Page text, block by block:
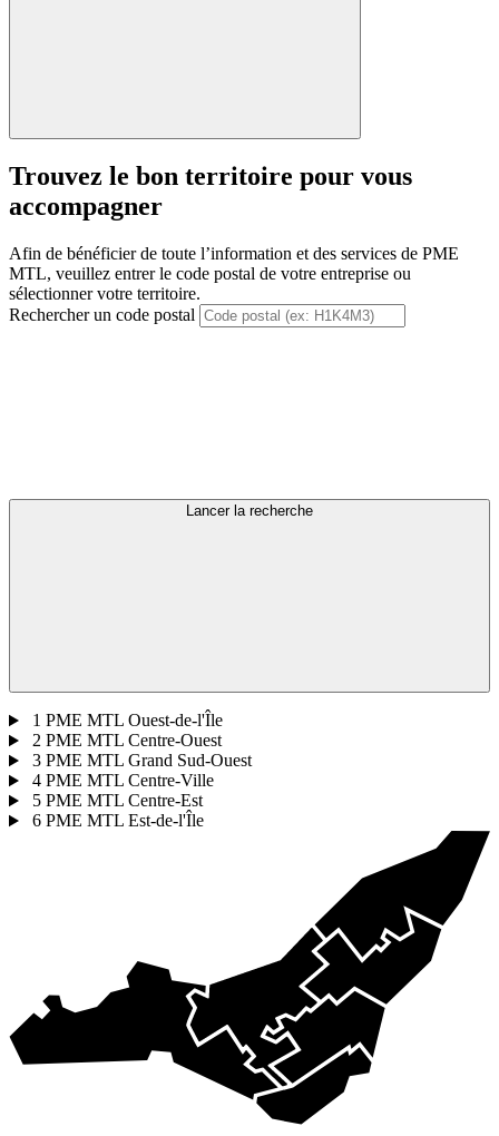
Trouvez le bon territoire pour vous
accompagner
Afin de bénéficier de toute l’information et des services de PME
MTL, veuillez entrer le code postal de votre entreprise ou
sélectionner votre territoire.
Rechercher un code postal
Lancer la recherche
1 PME MTL Ouest-de-l'Île
2 PME MTL Centre-Ouest
3 PME MTL Grand Sud-Ouest
4 PME MTL Centre-Ville
5 PME MTL Centre-Est
6 PME MTL Est-de-l'Île